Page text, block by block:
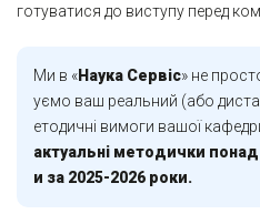
готуватися до виступу перед
Ми в «Наука Сервіс» не
уємо ваш реальний (або
етодичні вимоги вашої
актуальні методички понад
и за 2025-2026 роки.